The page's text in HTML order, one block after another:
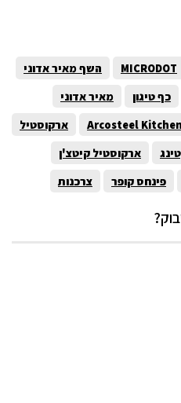
MICRODOT
השף מאיר אדוני
כף טיגון
מאיר אדוני
Arcosteel Kitchen
ארקוסטיל
ארקוסטיל קיטצ'ן
פינחס קופר צרכנות